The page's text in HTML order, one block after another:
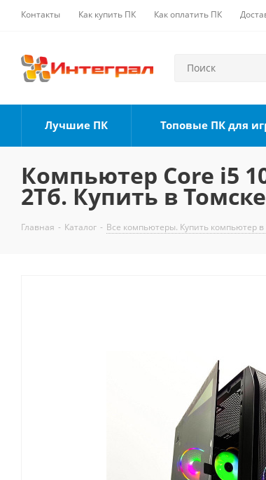
Контакты Как купить ПК Как оплатить ПК
Лучшие ПК Топовые ПК для
Компьютер Core i5
2Тб. Купить в Томске
Главная - Каталог - Все компьютеры. Купить компьютер в